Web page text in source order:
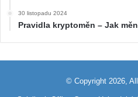
30 listopadu 2024
Pravidla kryptoměn – Jak
© Copyright 2026,